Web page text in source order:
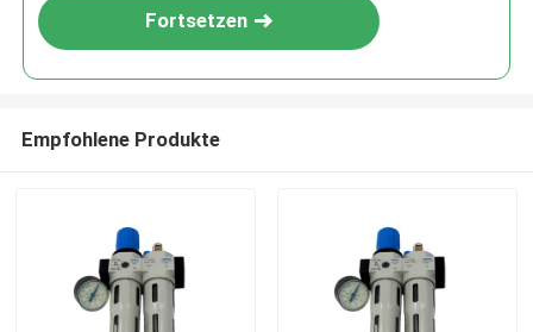
Fortsetzen
Empfohlene Produkte